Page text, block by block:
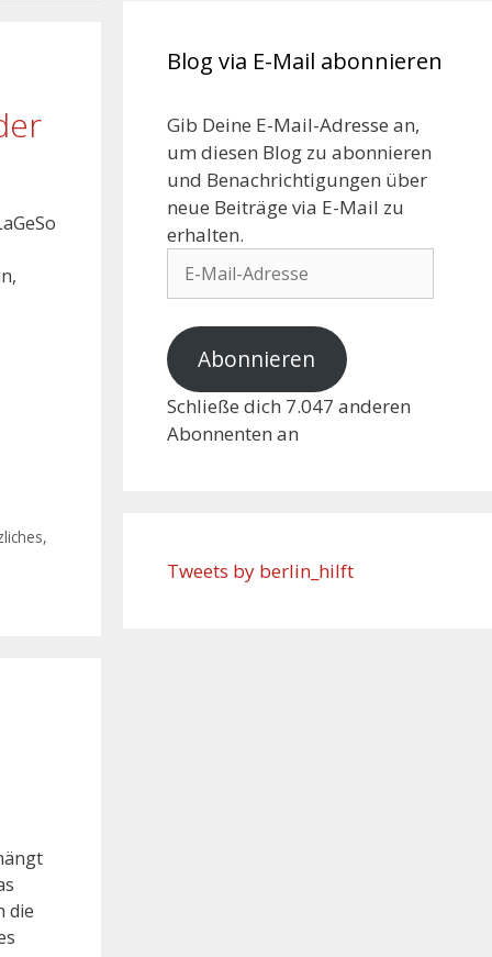
,
die
Blog via E-Mail abonnieren
Gib Deine E-Mail-Adresse an,
um diesen Blog zu abonnieren
und Benachrichtigungen über
neue Beiträge via E-Mail zu
erhalten.
Abonnieren
Schließe dich 7.047 anderen
Abonnenten an
Tweets by berlin_hilft